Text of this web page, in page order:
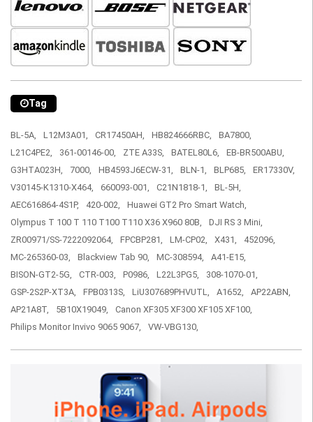
Tag
BL-5A, L12M3A01, CR17450AH, HB824666RBC,
BA7800,
L21C4PE2,
361-00146-00, ZTE A33S, BATEL80L6,
EB-BR500ABU,
G3HTA023H,
7000, HB4593J6ECW-31, BLN-1, BLP685,
ER17330V,
V30145-K1310-X464,
660093-001, C21N1818-1,
BL-5H,
AEC616864-4S1P,
420-002,
Huawei GT2 Pro Smart Watch,
Olympus T 100 T 110 T100 T110 X36 X960 80B,
DJI RS 3 Mini,
ZR00971/SS-7222092064,
FPCBP281, LM-CP02, X431,
452096,
MC-265360-03,
Blackview Tab 90, MC-308594,
A41-E15,
BISON-GT2-5G,
CTR-003, P0986, L22L3PG5,
308-1070-01,
GSP-2S2P-XT3A,
FPB0313S, LiU307689PHVUTL, A1652,
AP22ABN,
AP21A8T,
5B10X19049,
Canon XF305 XF300 XF105 XF100,
Philips Monitor Invivo 9065 9067,
VW-VBG130,